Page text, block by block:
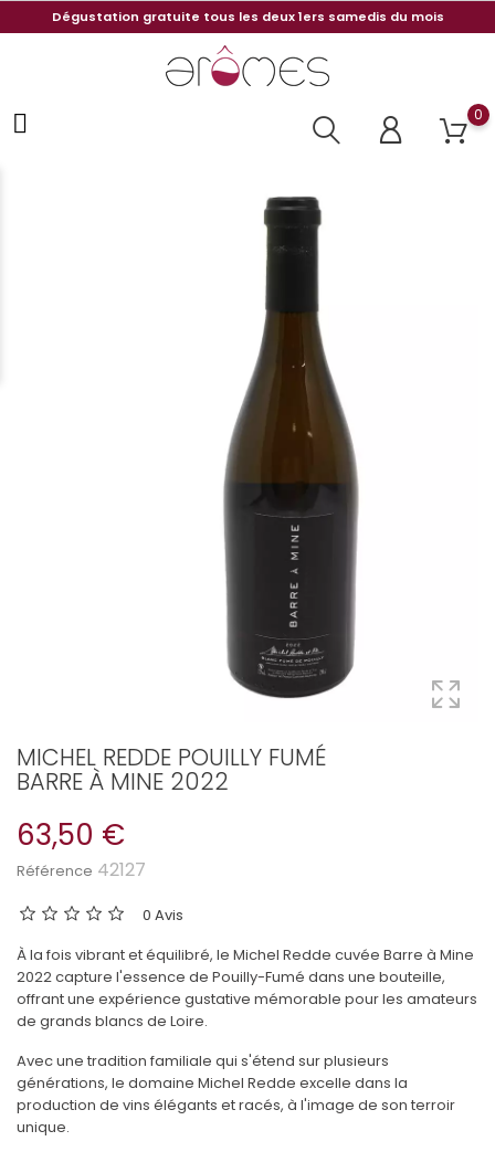
Dégustation gratuite tous les deux 1ers samedis du mois
0
MICHEL REDDE POUILLY FUMÉ
BARRE À MINE 2022
63,50 €
Référence 42127
0 Avis
À la fois vibrant et équilibré, le Michel Redde cuvée Barre à Mine
2022 capture l'essence de Pouilly-Fumé dans une bouteille,
offrant une expérience gustative mémorable pour les amateurs
de grands blancs de Loire.
Avec une tradition familiale qui s'étend sur plusieurs
générations, le domaine Michel Redde excelle dans la
production de vins élégants et racés, à l'image de son terroir
unique.